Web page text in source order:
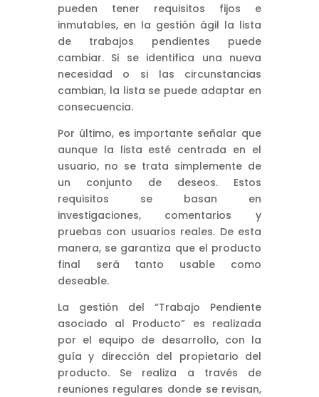
pueden tener requisitos fijos e
inmutables, en la gestión ágil la lista
de trabajos pendientes puede
cambiar. Si se identifica una nueva
necesidad o si las circunstancias
cambian, la lista se puede adaptar en
consecuencia.
Por último, es importante señalar que
aunque la lista esté centrada en el
usuario, no se trata simplemente de
un conjunto de deseos. Estos
requisitos se basan en
investigaciones, comentarios y
pruebas con usuarios reales. De esta
manera, se garantiza que el producto
final será tanto usable como
deseable.
La gestión del “Trabajo Pendiente
asociado al Producto” es realizada
por el equipo de desarrollo, con la
guía y dirección del propietario del
producto. Se realiza a través de
reuniones regulares donde se revisan,